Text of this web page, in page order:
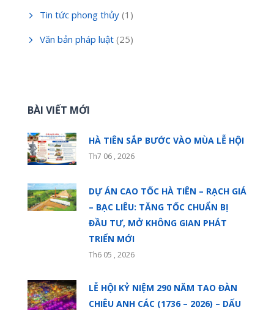
Tin tức phong thủy (1)
Văn bản pháp luật (25)
BÀI VIẾT MỚI
HÀ TIÊN SẮP BƯỚC VÀO MÙA LỄ HỘI
Th7 06 , 2026
DỰ ÁN CAO TỐC HÀ TIÊN – RẠCH GIÁ
– BẠC LIÊU: TĂNG TỐC CHUẨN BỊ
ĐẦU TƯ, MỞ KHÔNG GIAN PHÁT
TRIỂN MỚI
Th6 05 , 2026
LỄ HỘI KỶ NIỆM 290 NĂM TAO ĐÀN
CHIÊU ANH CÁC (1736 – 2026) – DẤU